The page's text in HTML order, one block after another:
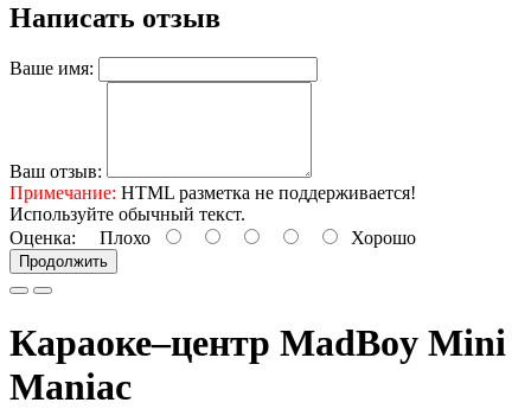
Написать отзыв
Ваше имя:
Ваш отзыв:
Примечание: HTML разметка не поддерживается!
Используйте обычный текст.
Оценка: Плохо Хорошо
Продолжить
Караоке–центр MadBoy Mini
Maniac